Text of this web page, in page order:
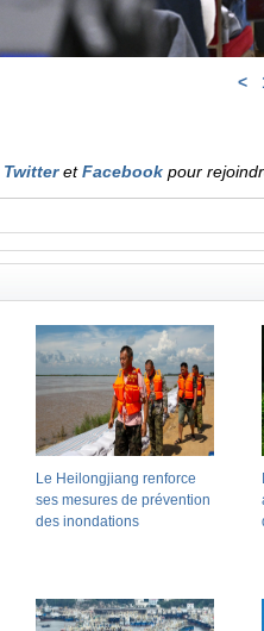
<
TwitteretFacebookpour